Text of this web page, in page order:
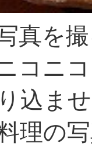
真を
コニ
込ま
理の